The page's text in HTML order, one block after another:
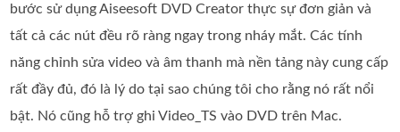
bước sử dụng Aiseesoft DVD Creator thực sự đơn giản và
tất cả các nút đều rõ ràng ngay trong nháy mắt. Các tính
năng chỉnh sửa video và âm thanh mà nền tảng này cung cấp
rất đầy đủ, đó là lý do tại sao chúng tôi cho rằng nó rất nổi
bật. Nó cũng hỗ trợ ghi Video_TS vào DVD trên Mac.